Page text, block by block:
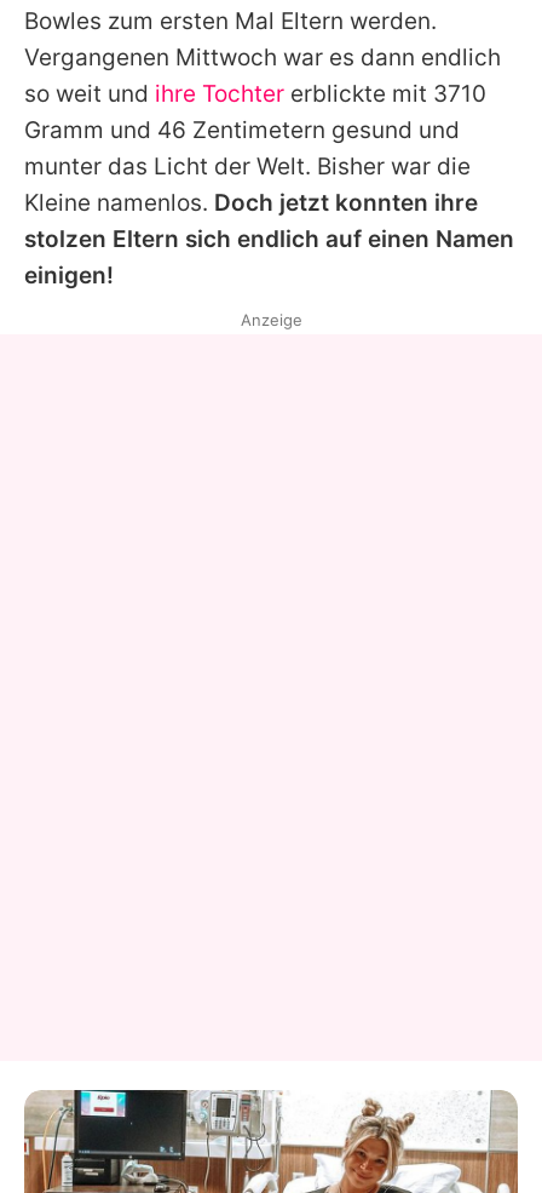
Utiq verwalten
Bowles zum ersten Mal Eltern werden.
Vergangenen Mittwoch war es dann endlich
so weit und ihre Tochter erblickte mit 3710
Gramm und 46 Zentimetern gesund und
munter das Licht der Welt. Bisher war die
Kleine namenlos. Doch jetzt konnten ihre
stolzen Eltern sich endlich auf einen Namen
einigen!
Anzeige